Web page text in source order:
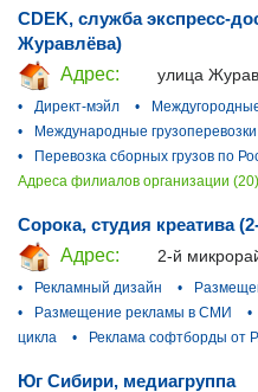
CDEK, служба экспресс-
Журавлёва)
Адрес:
улица
•
Директ-мэйл •
•
Международные грузоперевозки
•
Перевозка сборных грузов по
Адреса филиалов организации (20)
Сорока, студия креатива
Адрес:
2-й
•
Рекламный дизайн •
•
Размещение рекламы в СМИ •
цикла
• Реклама софтборды от
Юг Сибири, медиагруппа